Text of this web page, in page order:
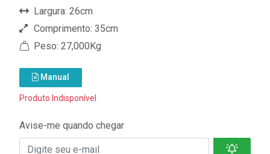
Largura: 26cm
Comprimento: 35cm
Peso: 27,000Kg
Manual
Produto Indisponível
Avise-me quando chegar